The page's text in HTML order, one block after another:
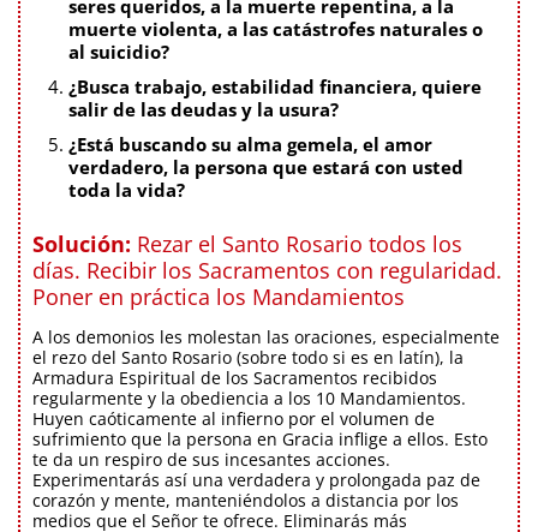
seres queridos, a la muerte repentina, a la
muerte violenta, a las catástrofes naturales o
al suicidio?
¿Busca trabajo, estabilidad financiera, quiere
salir de las deudas y la usura?
¿Está buscando su alma gemela, el amor
verdadero, la persona que estará con usted
toda la vida?
Solución: Rezar el Santo Rosario todos los
días. Recibir los Sacramentos con regularidad.
Poner en práctica los Mandamientos
A los demonios les molestan las oraciones, especialmente
el rezo del Santo Rosario (sobre todo si es en latín), la
Armadura Espiritual de los Sacramentos recibidos
regularmente y la obediencia a los 10 Mandamientos.
Huyen caóticamente al infierno por el volumen de
sufrimiento que la persona en Gracia inflige a ellos. Esto
te da un respiro de sus incesantes acciones.
Experimentarás así una verdadera y prolongada paz de
corazón y mente, manteniéndolos a distancia por los
medios que el Señor te ofrece. Eliminarás más